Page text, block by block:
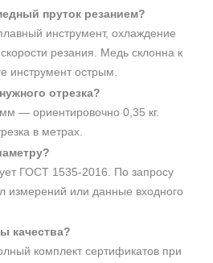
пруток резанием?
инструмент, охлаждение
резания. Медь склонна к
острым.
отрезка?
— ориентировочно 0,35 кг.
в метрах.
ГОСТ 1535-2016. По запросу
измерений или данные входного
качества?
комплект сертификатов при